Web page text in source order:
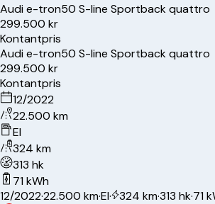
Audie-tron50 S-line Sportback quattro
299.500 kr
Kontantpris
Audie-tron50 S-line Sportback quattro
299.500 kr
Kontantpris
12/2022
22.500 km
El
324 km
313 hk
71 kWh
12/2022·22.500 km·El· 324 km·313 hk·71